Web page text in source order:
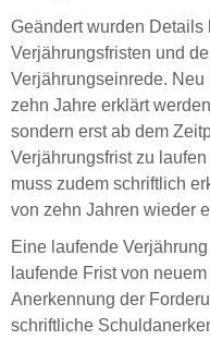
Geändert wurden
Verjährungsfristen und
Verjährungseinrede.
zehn Jahre erklärt
sondern erst ab dem
Verjährungsfrist zu
muss zudem schriftlich
von zehn Jahren wieder
Eine laufende
laufende Frist von
Anerkennung der
schriftliche